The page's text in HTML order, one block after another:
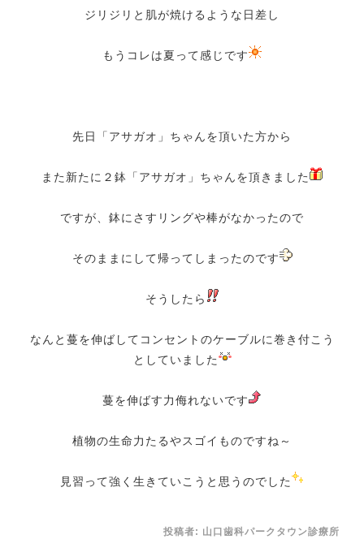
ジリジリと肌が焼けるような日差し
もうコレは夏って感じです
先日「アサガオ」ちゃんを頂いた方から
また新たに２鉢「アサガオ」ちゃんを頂きました
ですが、鉢にさすリングや棒がなかったので
そのままにして帰ってしまったのです
そうしたら
なんと蔓を伸ばしてコンセントのケーブルに巻き付こう
としていました
蔓を伸ばす力侮れないです
植物の生命力たるやスゴイものですね～
見習って強く生きていこうと思うのでした
投稿者: 山口歯科パークタウン診療所